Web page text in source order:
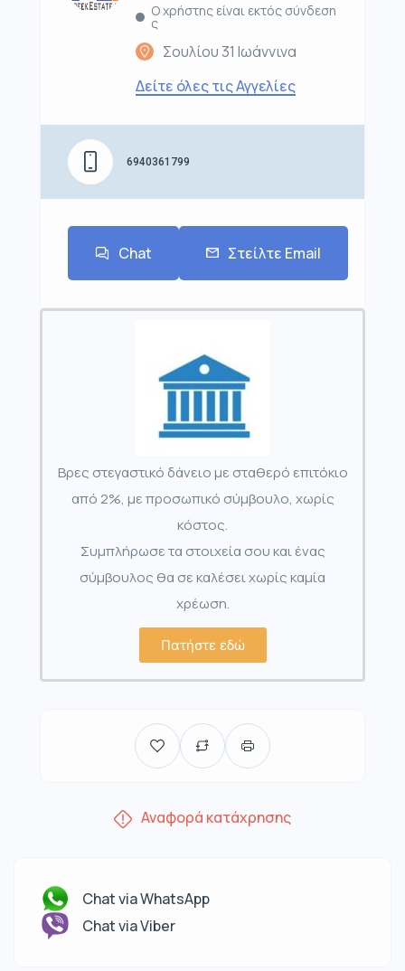
Ο χρήστης είναι εκτός σύνδεση
ς
Σουλίου 31 Ιωάννινα
Δείτε όλες τις Αγγελίες
6940361799
Chat Στείλτε Email
Βρες στεγαστικό δάνειο με σταθερό επιτόκιο
από 2%, με προσωπικό σύμβουλο, χωρίς
κόστος.
Συμπλήρωσε τα στοιχεία σου και ένας
σύμβουλος θα σε καλέσει χωρίς καμία
χρέωση.
Πατήστε εδώ
Αναφορά κατάχρησης
Chat via WhatsApp
Chat via Viber